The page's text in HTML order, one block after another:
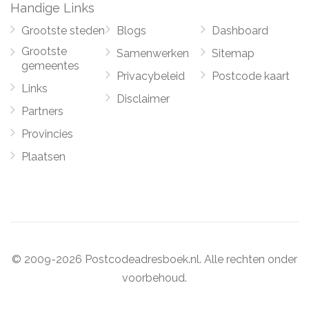
Handige Links
Grootste steden
Grootste
gemeentes
Links
Partners
Provincies
Plaatsen
Blogs
Samenwerken
Privacybeleid
Disclaimer
Dashboard
Sitemap
Postcode kaart
© 2009-2026 Postcodeadresboek.nl. Alle rechten onder
voorbehoud.